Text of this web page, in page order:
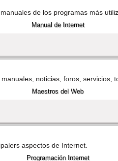
de los programas más
noticias, foros, servicios,
aspectos de Internet.